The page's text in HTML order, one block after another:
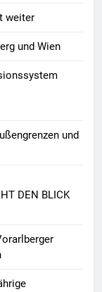
weiter
und Wien
und
DEN BLICK